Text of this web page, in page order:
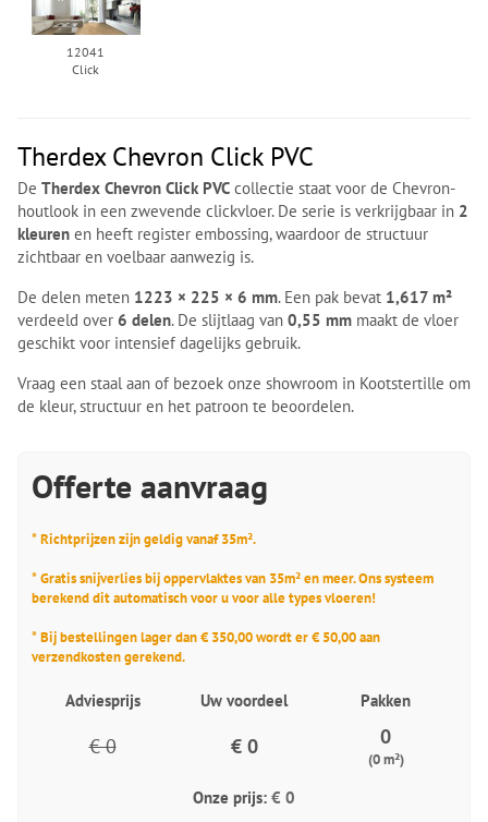
12041
Click
Therdex Chevron Click PVC
De Therdex Chevron Click PVC collectie staat voor de Chevron-
houtlook in een zwevende clickvloer. De serie is verkrijgbaar in 2
kleuren en heeft register embossing, waardoor de structuur
zichtbaar en voelbaar aanwezig is.
De delen meten 1223 × 225 × 6 mm. Een pak bevat 1,617 m²
verdeeld over 6 delen. De slijtlaag van 0,55 mm maakt de vloer
geschikt voor intensief dagelijks gebruik.
Vraag een staal aan of bezoek onze showroom in Kootstertille om
de kleur, structuur en het patroon te beoordelen.
Offerte aanvraag
* Richtprijzen zijn geldig vanaf 35m².
* Gratis snijverlies bij oppervlaktes van 35m² en meer. Ons systeem
berekend dit automatisch voor u voor alle types vloeren!
* Bij bestellingen lager dan € 350,00 wordt er € 50,00 aan
verzendkosten gerekend.
Adviesprijs Uw voordeel Pakken
€ 0 € 0 0
(0 m²)
Onze prijs: € 0